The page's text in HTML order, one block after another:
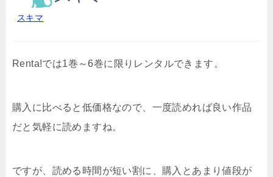
スキマ
Renta!では1巻～6巻に限りレンタルできます。
購入に比べると低価格なので、一度読めれば良い作品
だと気軽に読めますね。
ですが、読める時間が短い割に、購入とあまり値段が